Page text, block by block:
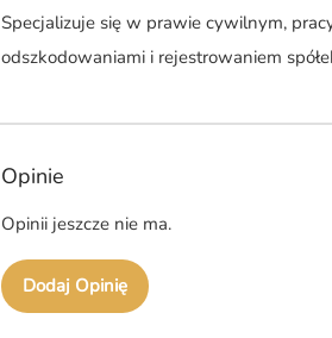
Specjalizuje się w prawie cywilnym,
odszkodowaniami i rejestrowaniem
Opinie
Opinii jeszcze nie ma.
Dodaj Opinię